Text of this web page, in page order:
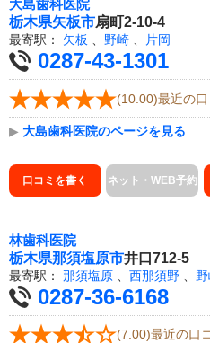
大島歯科医院
栃木県矢板市扇町2-10-4
最寄駅： 矢板 、 野崎 、 片岡
0287-43-1301
(10.00)最近の口
▶ 大島歯科医院のページを見る
口コミを書く ネット・WEB予約
林歯科医院
栃木県那須塩原市井口712-5
最寄駅： 那須塩原 西那須野
0287-36-6168
(7.00)最近の口